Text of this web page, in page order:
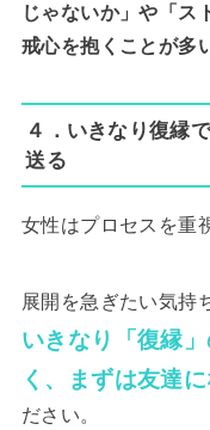
じゃないか」や「ス
戒心を抱くことが多
４．いきなり復縁
送る
女性はプロセスを重
展開を急ぎたい気持
いきなり「復縁
く、まずは友達
ださい。